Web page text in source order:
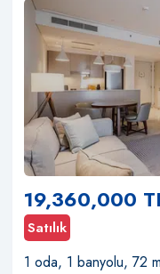
19,360,000
Satılık
1 oda, 1 banyolu, 72 m